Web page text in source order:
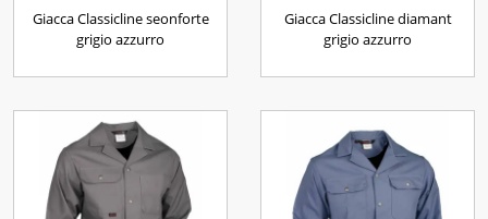
Giacca Classicline seonforte
grigio azzurro
Giacca Classicline diamant
grigio azzurro